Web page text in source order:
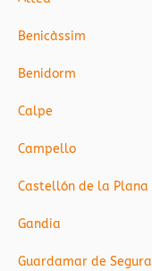
Benicàssim
Benidorm
Calpe
Campello
Castellón de la Plana
Gandia
Guardamar de Segura